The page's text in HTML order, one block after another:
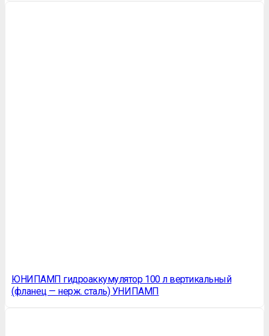
ЮНИПАМП гидроаккумулятор 100 л вертикальный
(фланец — нерж. сталь) УНИПАМП